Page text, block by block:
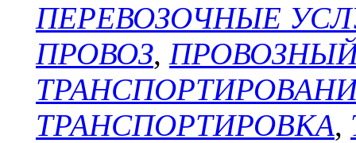
ПЕРЕВОЗОЧНЫЕ
ПРОВОЗ,
ТРАНСПОРТИРОВКА,